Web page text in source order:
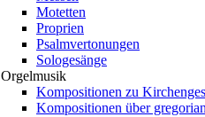
Motetten
Proprien
Psalmvertonungen
Sologesänge
Orgelmusik
Kompositionen zu
Kompositionen über